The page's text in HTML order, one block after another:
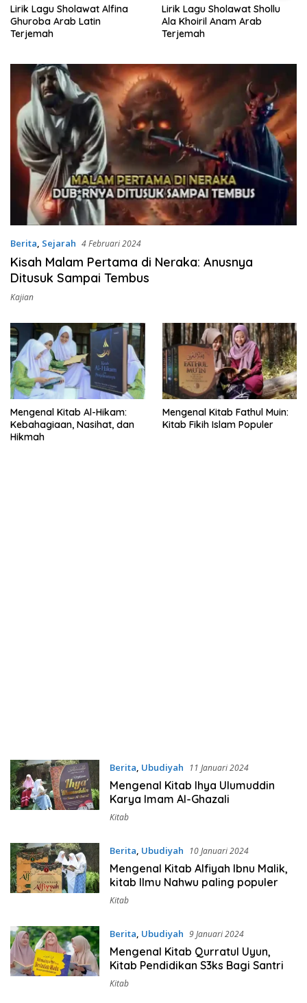
Lirik Lagu Sholawat Alfina
Ghuroba Arab Latin
Terjemah
Lirik Lagu Sholawat Shollu
Ala Khoiril Anam Arab
Terjemah
Berita, Sejarah 4 Februari 2024
Kisah Malam Pertama di Neraka: Anusnya
Ditusuk Sampai Tembus
Kajian
Mengenal Kitab Al-Hikam:
Kebahagiaan, Nasihat, dan
Hikmah
Mengenal Kitab Fathul Muin:
Kitab Fikih Islam Populer
Berita, Ubudiyah 11 Januari 2024
Mengenal Kitab Ihya Ulumuddin
Karya Imam Al-Ghazali
Kitab
Berita, Ubudiyah 10 Januari 2024
Mengenal Kitab Alfiyah Ibnu Malik,
kitab Ilmu Nahwu paling populer
Kitab
Berita, Ubudiyah 9 Januari 2024
Mengenal Kitab Qurratul Uyun,
Kitab Pendidikan S3ks Bagi Santri
Kitab